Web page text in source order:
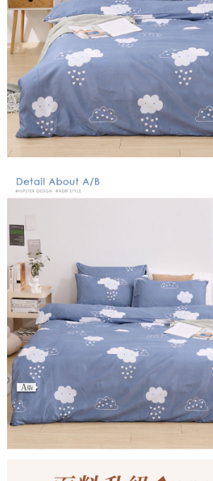
1.分期款項不併入電信帳單，「大哥付你分期」於
醒簡訊。
2.透過簡訊連結打開帳單後，可選擇「超商條碼／
帳／街口支付／iPASS MONEY」等通路繳費。
【注意事項】
1.本服務係由「台灣大哥大股份有限公司」（以下
用戶於交易時，得透過本服務購買商品或服務，並由
買賣價金債權讓與本公司後，依約使用本公司帳單
2.基於同意付款使用「大哥付你分期」之契約關係目
資料（包含姓名、電話或地址）提供予台灣大哥大
由本公司與您本人進行分期帳單所需資料之確認、
3.完整用戶服務條款，請詳閱以下連結：https://
【「AFTEE先享後付」結帳流程】
１．於結帳方式選擇「AFTEE先享後付」後，將跳
結帳頁面，進行簡訊認證並確認金額後，即可完成
２．訂單成立數日內，您將收到繳費通知簡訊。
３．收到繳費通知簡訊後14天內，點擊此簡訊中的
ATM／網路銀行／等多元方式進行付款，方視為交易
※ 請注意：結帳手續完成當下不需立刻繳費，但若
購買商品的店家。未經商家同意取消之訂單仍視為有
後付繳納相關費用。
※ 交易是否成功請以「AFTEE先享後付 」之結帳頁
是否繳費成功／繳費後需取消欲退款等相關疑問，
https://
【注意事項】
１．透過由恩沛科技股份有限公司提供之「AFTEE
易，需依本服務之必要範圍內提供個人資料，並將交
２．關於個人資料處理事宜，請瀏覽以下網址：
https://aftee.tw/terms/#terms3
３．未成年的使用者請事先徵得法定代理人或監護
「AFTEE先享後付」，若未經同意申辦者引起之損
任。
４．使用「AFTEE先享後付」時，將依據個別帳號
時審查核予不同之上限額度；若仍有額度不足之情
請求用戶進行身份認證。
５．嚴禁一人註冊多個帳號或使用他人資訊註冊。
恩沛科技股份有限公司將有權停止該用戶之使用額
運送方式
全家取貨付款
每筆NT$60，滿NT$699(含以上)免運費
付款後全家取貨
每筆NT$60，滿NT$699(含以上)免運費
7-11取貨付款
每筆NT$60，滿NT$999(含以上)免運費
每筆NT$60，滿NT$999(含以上)免運費
每筆NT$80，滿NT$999(含以上)免運費